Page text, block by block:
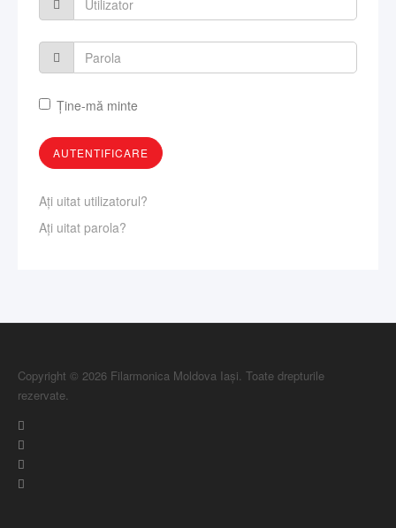
Ţine-mă minte
Aţi uitat utilizatorul?
Aţi uitat parola?
Copyright © 2026 Filarmonica Moldova Iași. Toate drepturile
rezervate.